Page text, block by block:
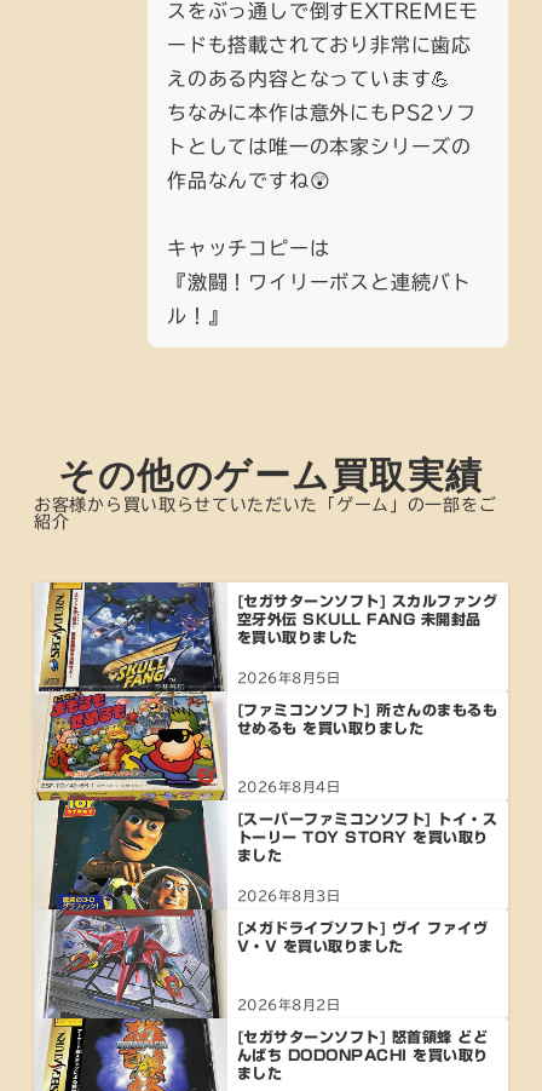
スをぶっ通しで倒すEXTREMEモ
ードも搭載されており非常に歯応
えのある内容となっています💪
ちなみに本作は意外にもPS2ソフ
トとしては唯一の本家シリーズの
作品なんですね😲
キャッチコピーは
『激闘！ワイリーボスと連続バト
ル！』
その他のゲーム買取実績
お客様から買い取らせていただいた「ゲーム」の一部をご
紹介
[セガサターンソフト] スカルファング
空牙外伝 SKULL FANG 未開封品
を買い取りました
2026年8月5日
[ファミコンソフト] 所さんのまもるも
せめるも を買い取りました
2026年8月4日
[スーパーファミコンソフト] トイ・ス
トーリー TOY STORY を買い取り
ました
2026年8月3日
[メガドライブソフト] ヴイ ファイヴ
V・V を買い取りました
2026年8月2日
[セガサターンソフト] 怒首領蜂 どど
んぱち DODONPACHI を買い取り
ました